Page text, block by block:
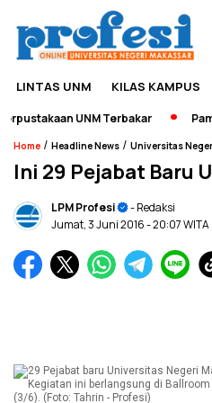
LINTAS UNM KILAS KAMPUS
UNM Terbakar
Home / Headline News / Universitas
Ini 29 Pejabat Baru
LPM Profesi
- Redaksi
Jumat, 3 Juni 2016- 20:07 WITA